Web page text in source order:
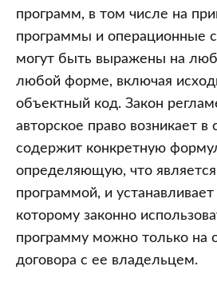
программ, в том числе на
программы и операционные
могут быть выражены на
любой форме, включая
объектный код. Закон
авторское право возникает в
содержит конкретную
определяющую, что
программой, и
которому законно
программу можно только на
договора с ее владельцем.